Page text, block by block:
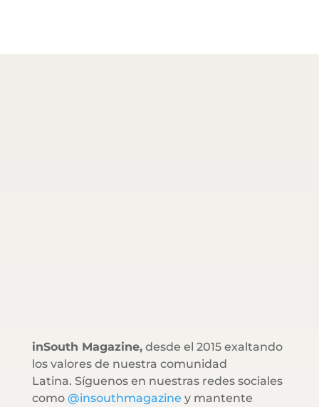
inSouth Magazine,desde el 2015 exaltando
los valores de nuestra comunidad
Latina. Síguenos en nuestras redes sociales
como @insouthmagazine y mantente